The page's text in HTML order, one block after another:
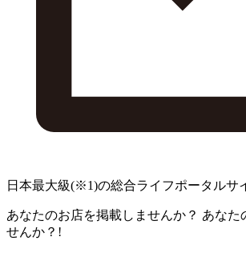
日本最大級(※1)の総合ライフポータルサ
あなたのお店を掲載しませんか？ あなた
せんか？!